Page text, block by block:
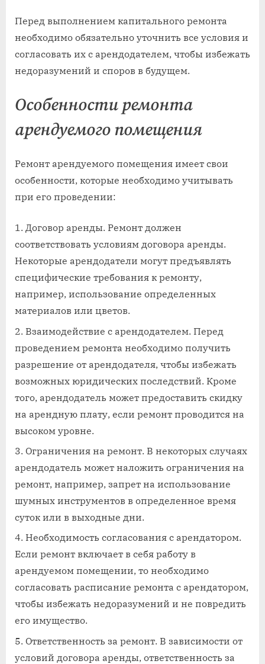
Перед выполнением капитального ремонта
необходимо обязательно уточнить все условия и
согласовать их с арендодателем, чтобы избежать
недоразумений и споров в будущем.
Особенности ремонта
арендуемого помещения
Ремонт арендуемого помещения имеет свои
особенности, которые необходимо учитывать
при его проведении:
Договор аренды. Ремонт должен
соответствовать условиям договора аренды.
Некоторые арендодатели могут предъявлять
специфические требования к ремонту,
например, использование определенных
материалов или цветов.
Взаимодействие с арендодателем. Перед
проведением ремонта необходимо получить
разрешение от арендодателя, чтобы избежать
возможных юридических последствий. Кроме
того, арендодатель может предоставить скидку
на арендную плату, если ремонт проводится на
высоком уровне.
Ограничения на ремонт. В некоторых случаях
арендодатель может наложить ограничения на
ремонт, например, запрет на использование
шумных инструментов в определенное время
суток или в выходные дни.
Необходимость согласования с арендатором.
Если ремонт включает в себя работу в
арендуемом помещении, то необходимо
согласовать расписание ремонта с арендатором,
чтобы избежать недоразумений и не повредить
его имущество.
Ответственность за ремонт. В зависимости от
условий договора аренды, ответственность за